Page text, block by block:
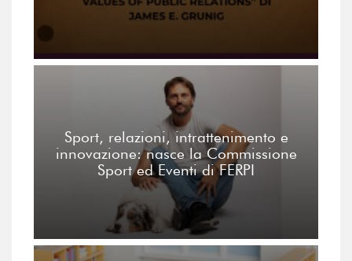
Sport, relazioni, intrattenimento e
innovazione: nasce la Commissione
Sport ed Eventi di FERPI